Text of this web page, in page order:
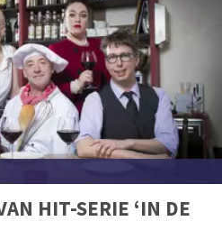
HIT-SERIE ‘IN DE